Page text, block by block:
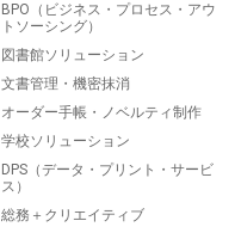
BPO（ビジネス・プロセス・アウ
トソーシング）
図書館ソリューション
文書管理・機密抹消
オーダー手帳・ノベルティ制作
学校ソリューション
DPS（データ・プリント・サービ
ス）
総務＋クリエイティブ